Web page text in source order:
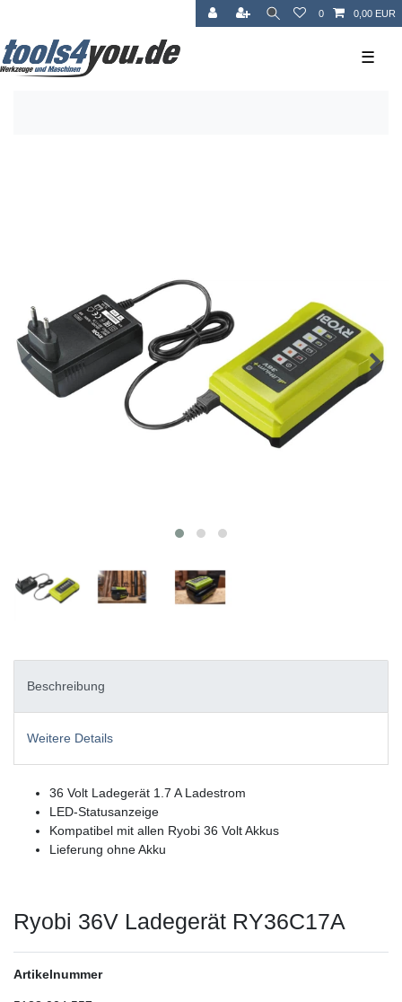
0 0,00 EUR
☰
Beschreibung
Weitere Details
36 Volt Ladegerät 1.7 A Ladestrom
LED-Statusanzeige
Kompatibel mit allen Ryobi 36 Volt Akkus
Lieferung ohne Akku
Ryobi 36V Ladegerät RY36C17A
Artikelnummer